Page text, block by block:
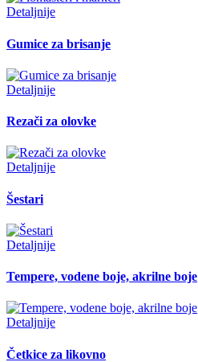
Detaljnije
Gumice za brisanje
Detaljnije
Rezači za olovke
Detaljnije
Šestari
Detaljnije
Tempere, vodene boje, akrilne boje
Detaljnije
Četkice za likovno